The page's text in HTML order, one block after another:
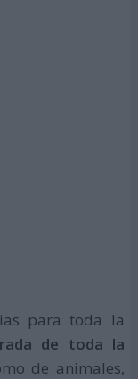
para toda la
de toda la
de animales,